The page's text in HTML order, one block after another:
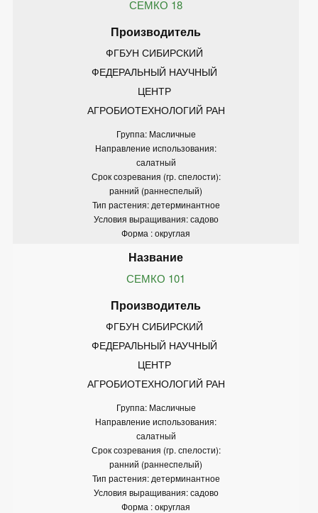
СЕМКО 18
ФГБУН СИБИРСКИЙ
ФЕДЕРАЛЬНЫЙ НАУЧНЫЙ
ЦЕНТР
АГРОБИОТЕХНОЛОГИЙ РАН
Группа: Масличные
Направление использования:
салатный
Срок созревания (гр. спелости):
ранний (раннеспелый)
Тип растения: детерминантное
Условия выращивания: садово
Форма : округлая
СЕМКО 101
ФГБУН СИБИРСКИЙ
ФЕДЕРАЛЬНЫЙ НАУЧНЫЙ
ЦЕНТР
АГРОБИОТЕХНОЛОГИЙ РАН
Группа: Масличные
Направление использования:
салатный
Срок созревания (гр. спелости):
ранний (раннеспелый)
Тип растения: детерминантное
Условия выращивания: садово
Форма : округлая